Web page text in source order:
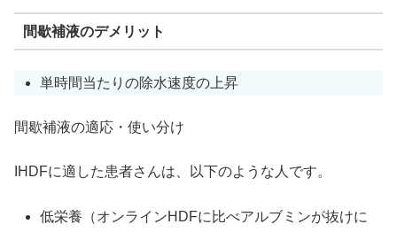
間歇補液のデメリット
単時間当たりの除水速度の上昇
間歇補液の適応・使い分け
IHDFに適した患者さんは、以下のような人です。
低栄養（オンラインHDFに比べアルブミンが抜けに